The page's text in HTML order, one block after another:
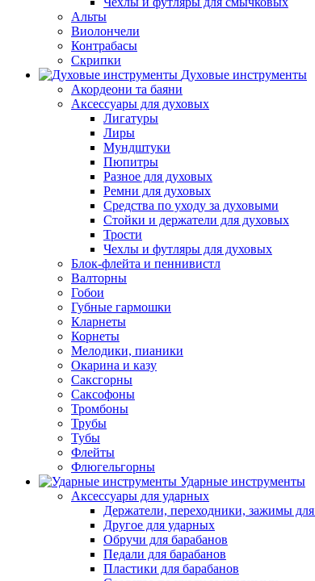
Альты
Виолончели
Контрабасы
Скрипки
Духовые инструменты
Акордеони та баяни
Аксессуары для духовых
Лигатуры
Лиры
Мундштуки
Пюпитры
Разное для духовых
Ремни для духовых
Средства по уходу за духовыми
Стойки и держатели для духовых
Трости
Чехлы и футляры для духовых
Блок-флейта и пеннивистл
Валторны
Гобои
Губные гармошки
Кларнеты
Корнеты
Мелодики, пианики
Окарина и казу
Саксгорны
Саксофоны
Тромбоны
Трубы
Тубы
Флейты
Флюгельгорны
Ударные инструменты
Аксессуары для ударных
Держатели, переходники, зажимы
Другое для ударных
Обручи для барабанов
Педали для барабанов
Пластики для барабанов